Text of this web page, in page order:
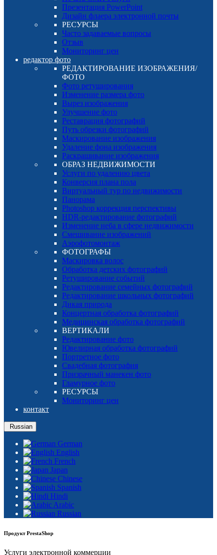
Презентация PowerPoint
Дизайн флаера электронной почты
РЕСУРСЫ
Часто задаваемые вопросы
Отзыв
Мониторинг цен
редактор фото
РЕДАКТИРОВАНИЕ ИЗОБРАЖЕНИЯ/
ФОТО
Фото ретуширования
Изменение размера фото
Вырез изображения
Улучшение фото
Реставрация фотографий
Путь обрезки фотографий
Маскирование изображения
Удаление фона изображения
Раскрашивание изображения
ОБРАЗ НЕДВИЖИМОСТИ
Услуги по удалению цвета
Конверсия плана пола
Виртуальный тур по недвижимости
Панорама
Photoshop коррекция перспективы
HDR-редактирование фотографий
Изменение неба в сфере недвижимости
Смешивание изображений
Аэрофотомонтаж
ФОТОГРАФЫ
Маскировка волос
Обработка детских фотографий
Ретуширование событий
Редактирование семейных фотографий
Редактирование школьных фотографий
Дикая природа
Концертная обработка фотографий
Медицинская обработка фотографий
ВЕРТИКАЛИ
Редактирование фото
Ювелирная обработка фотографий
Портретное фото
Свадебная фотография
Призрачный манекен фото
Гламурное фото
РЕСУРСЫ
Мониторинг цен
контакт
Russian
German
English
French
Japan
Chinese
Spanish
Hindi
Arabic
Russian
Продукт PrestaShop
Услуги электронной коммерции